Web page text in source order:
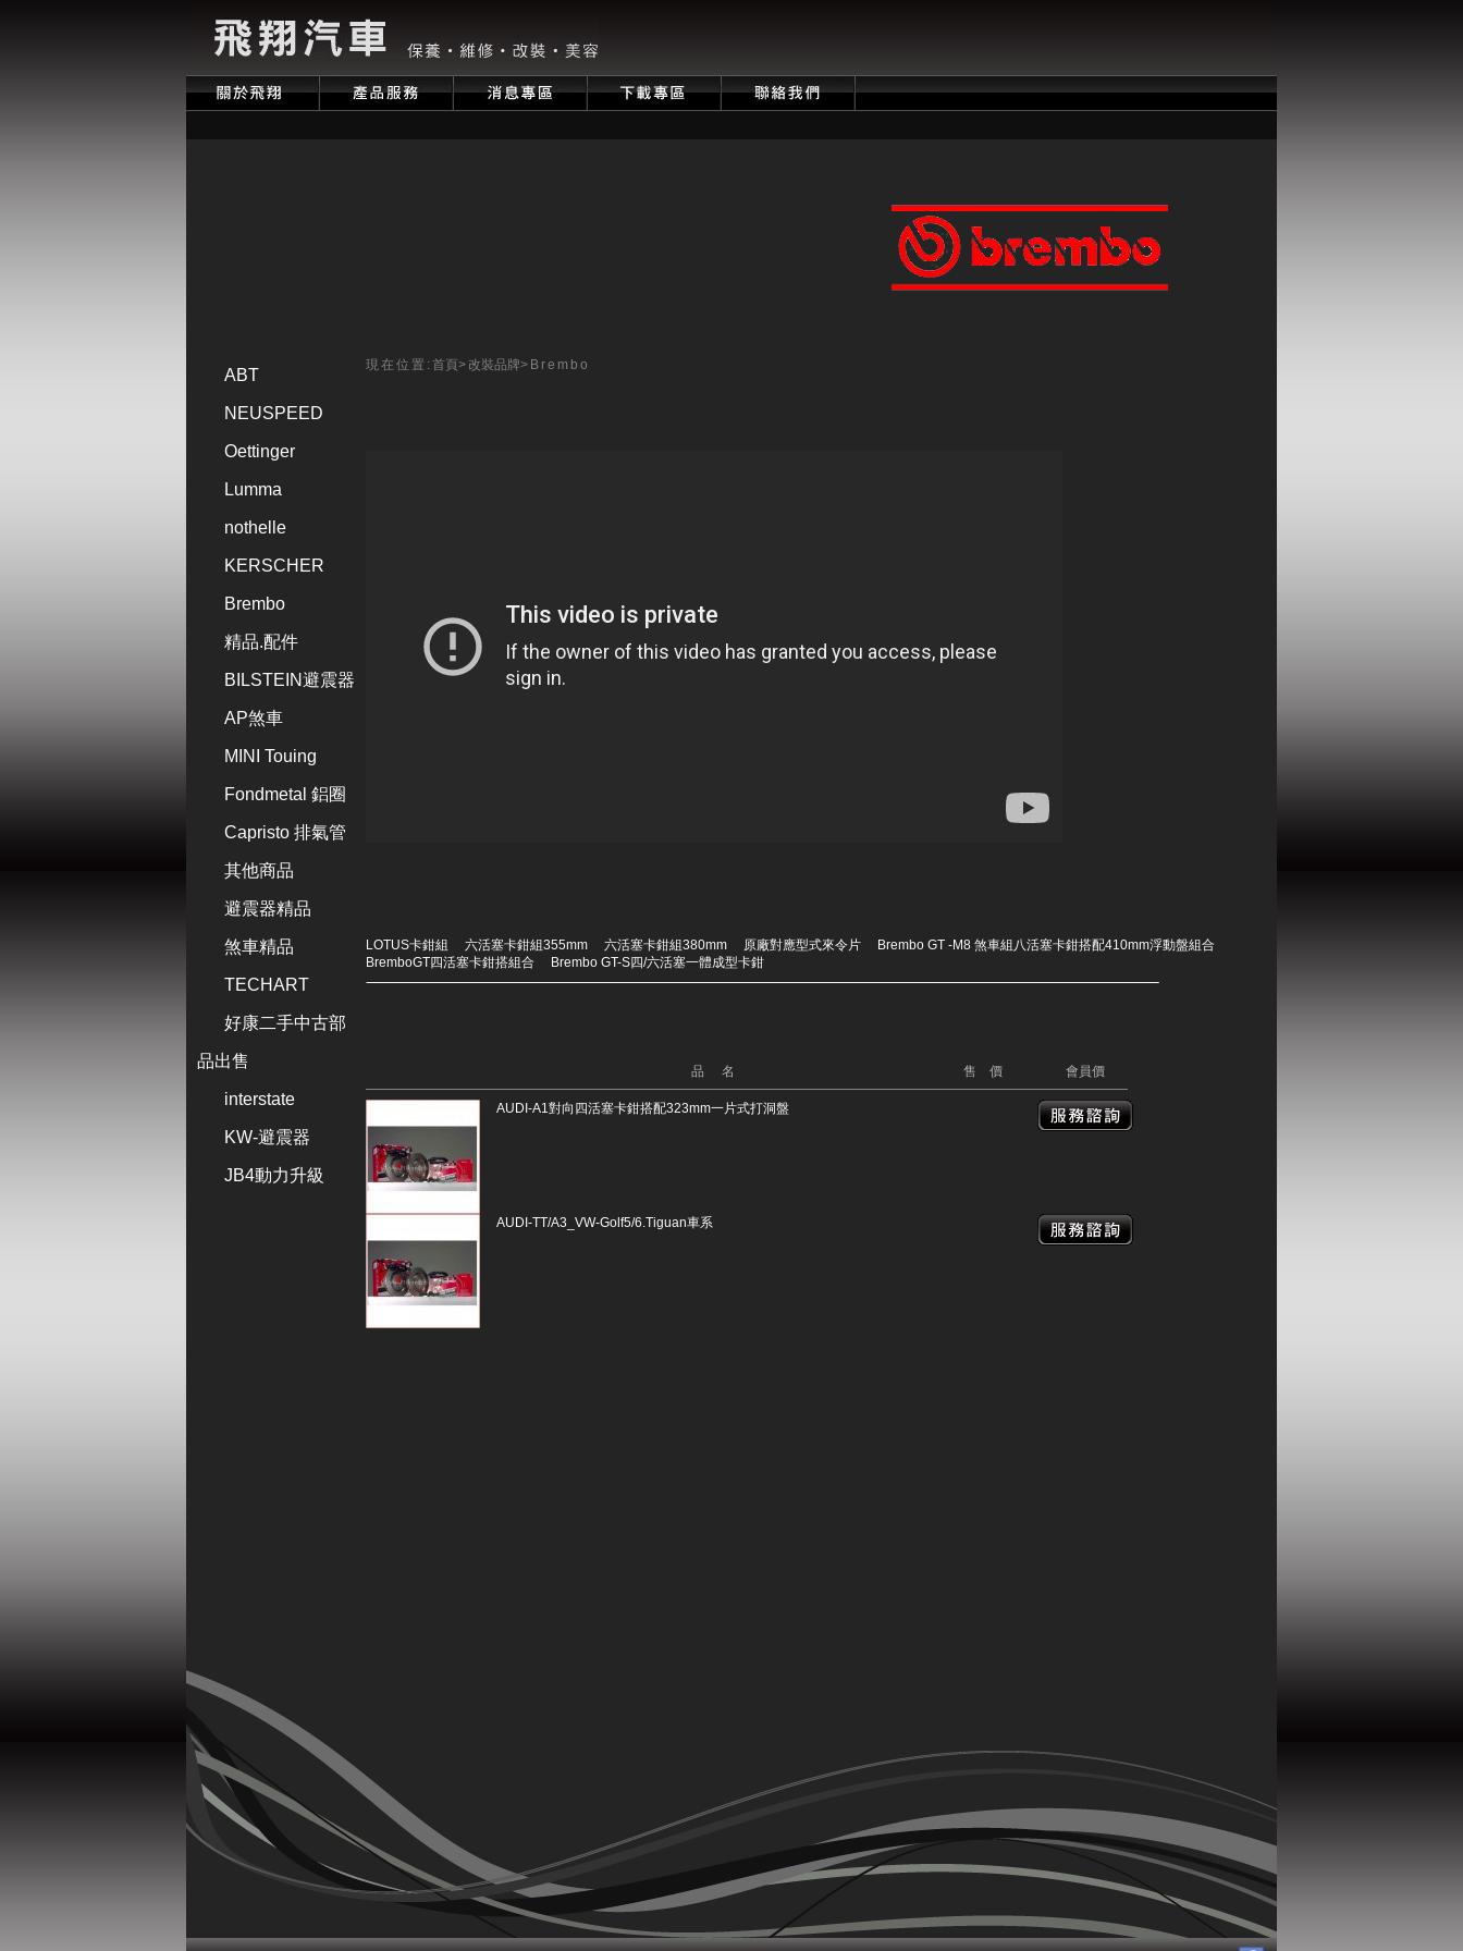
ABT
NEUSPEED
Oettinger
Lumma
nothelle
KERSCHER
Brembo
精品.配件
BILSTEIN避震器
AP煞車
MINI Touing
Fondmetal 鋁圈
Capristo 排氣管
其他商品
避震器精品
煞車精品
TECHART
好康二手中古部
品出售
interstate
KW-避震器
JB4動力升級
現在位置: 首頁> 改裝品牌>Brembo
LOTUS卡鉗組 六活塞卡鉗組355mm 六活塞卡鉗組380mm 原廠對應型式來令片
Brembo GT -M8 煞車組八活塞卡鉗搭配410mm浮動盤組合
BremboGT四活塞卡鉗搭組合
Brembo GT-S四/六活塞一體成型卡鉗
品 名 售 價 會員價
AUDI-A1對向四活塞卡鉗搭配323mm一片式打洞盤
AUDI-TT/A3_VW-Golf5/6.Tiguan車系